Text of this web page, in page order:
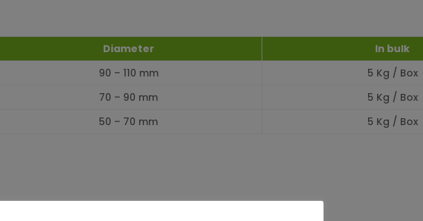
Diameter
In bulk
90 – 110 mm
5 Kg / Box
70 – 90 mm
5 Kg / Box
50 – 70 mm 5 Kg / Box